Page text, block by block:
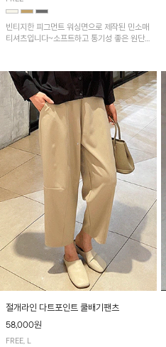
빈티지한 피그먼트 워싱면으로 제작된 민소매
티셔츠입니다~소프트하고 통기성 좋은 원단
절개라인 다트포인트 쿨배기팬츠
58,000원
FREE, L